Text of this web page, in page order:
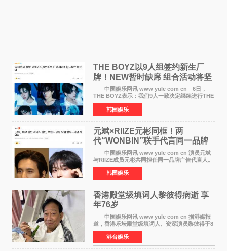
THE BOYZ以9人组签约新生厂
牌！NEW暂时缺席 组合活动将坚
定不移继续
中国娱乐网讯 www yule com cn 6日，
THE BOYZ表示：我们9人一致决定继续进行THE
BOYZ组合活动，并且已经完成了组合团体活动
签约。目前正在新生厂牌下进行活动准备。尚未
离开THE BOYZ原所
韩国娱乐
元斌×RIIZE元彬同框！两
代“WONBIN”联手代言同一品牌
颜值天花板合体
中国娱乐网讯 www yule com cn 演员元斌
与RIIZE成员元彬共同担任同一品牌广告代言人。
6日据独家报道，继演员元斌之后，RIIZE元彬最
近也被选为某在线中介平台A公司的共同广告代言
人，两人将作
韩国娱乐
香港殿堂级填词人黎彼得病逝 享
年76岁​
中国娱乐网讯 www yule com cn 据港媒报
道，香港乐坛殿堂级填词人、资深演员黎彼得于8
月5日上午因病离世，终年76岁。好友钟志光透
露，黎彼得今年3月中风后便卧床休养，身体机能
持续衰退，最
港台娱乐